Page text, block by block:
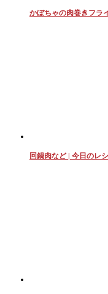
かぼちゃの肉巻きフラ
回鍋肉など | 今日のレ